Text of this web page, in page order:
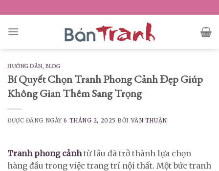
to
content
HƯỚNG DẪN,BLOG
Bí Quyết Chọn Tranh Phong Cảnh Đẹp Giúp
Không Gian Thêm Sang Trọng
ĐƯỢC ĐĂNG NGÀY6 THÁNG 2, 2025 BỞIVĂN THUẬN
Tranh phong cảnhtừ lâu đã trở thành lựa chọn
hàng đầu trong việc trang trí nội thất. Một bức tranh